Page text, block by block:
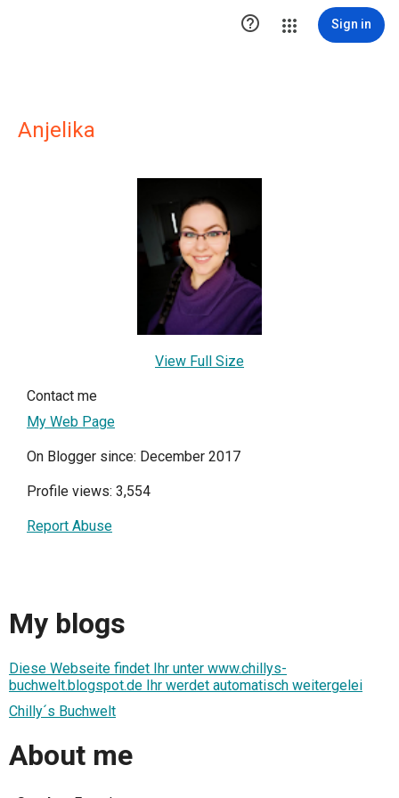
 Sign in
Anjelika
View Full Size
Contact me
My Web Page
On Blogger since: December 2017
Profile views: 3,554
Report Abuse
My blogs
Diese Webseite findet Ihr unter www.chillys-
buchwelt.blogspot.de Ihr werdet automatisch weitergelei
Chilly´s Buchwelt
About me